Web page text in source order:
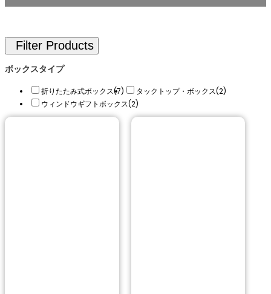
ボックスタイプ
折りたたみ式ボックス(7) タックトップ・ボックス(2)
ウィンドウギフトボックス(2)